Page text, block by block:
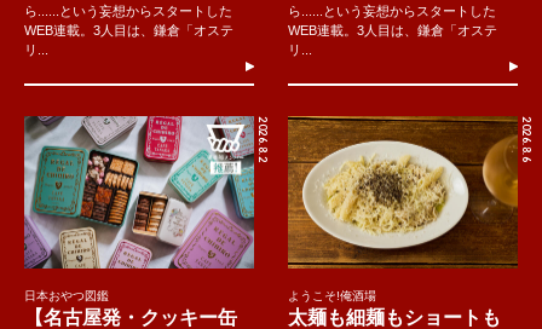
ら......という妄想からスタートした
WEB連載。3人目は、鎌倉「オステ
リ...
ら......という妄想からスタートした
WEB連載。3人目は、鎌倉「オステ
リ...
2026.8.2
日本おやつ図鑑
【名古屋発・クッキー缶
2026.8.6
ようこそ!俺酒場
太麺も細麺もショートも